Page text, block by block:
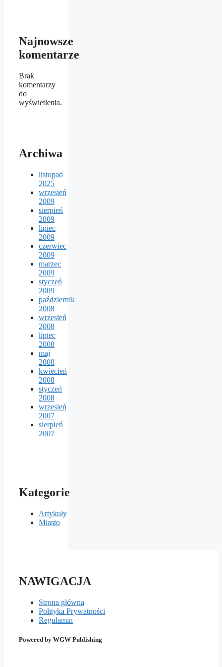
Najnowsze
komentarze
Brak
komentarzy
do
wyświetlenia.
Archiwa
listopad
2025
wrzesień
2009
sierpień
2009
lipiec
2009
czerwiec
2009
marzec
2009
styczeń
2009
październik
2008
wrzesień
2008
lipiec
2008
maj
2008
kwiecień
2008
styczeń
2008
wrzesień
2007
sierpień
2007
Kategorie
Artykuły
Miasto
NAWIGACJA
Strona główna
Polityka Prywatności
Regulamin
Powered by WGW Publishing